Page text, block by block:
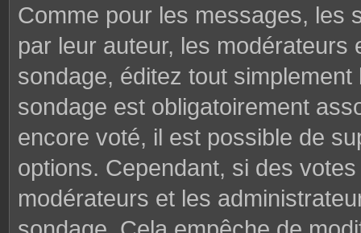
Comme pour les messages, les
par leur auteur, les
sondage, éditez tout
sondage est obligatoirement
encore voté, il est possible de
options. Cependant, si des
modérateurs et les